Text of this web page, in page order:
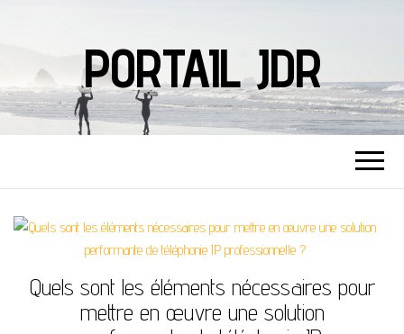
PORTAIL JDR
Quels sont les éléments nécessaires pour
mettre en œuvre une solution